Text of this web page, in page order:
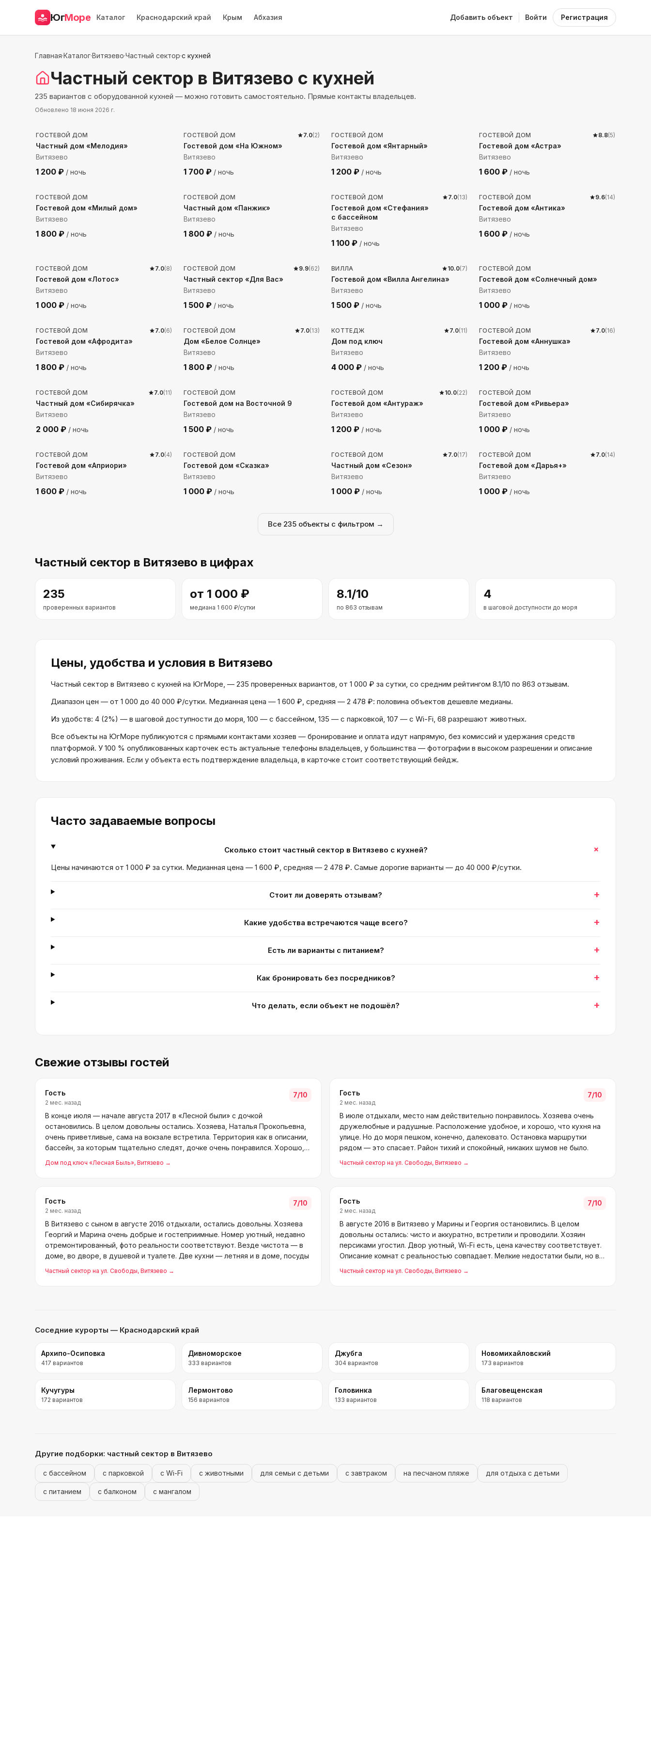
ЮгМоре Каталог Краснодарский край Крым Абхазия Добавить объект Войти Регистрация
Главная·Каталог·Витязево·Частный сектор·с кухней
Частный сектор в Витязево с кухней
235 вариантов с оборудованной кухней — можно готовить самостоятельно. Прямые контакты владельцев.
Обновлено 18 июня 2026 г.
2540м до моря
ГОСТЕВОЙ ДОМ
Частный дом «Мелодия»
Витязево
1 200 ₽ / ночь
ГОСТЕВОЙ ДОМ 7.0(2)
Гостевой дом «На Южном»
Витязево
1 700 ₽ / ночь
ГОСТЕВОЙ ДОМ
Гостевой дом «Янтарный»
Витязево
1 200 ₽ / ночь
ГОСТЕВОЙ ДОМ 8.8(5)
Гостевой дом «Астра»
Витязево
1 600 ₽ / ночь
1300 м до моря
ГОСТЕВОЙ ДОМ
Гостевой дом «Милый дом»
Витязево
1 800 ₽ / ночь
1566 м до моря
ГОСТЕВОЙ ДОМ
Частный дом «Панжик»
Витязево
1 800 ₽ / ночь
1115 м до моря
ГОСТЕВОЙ ДОМ 7.0(13)
Гостевой дом «Стефания»
с бассейном
Витязево
1 100 ₽ / ночь
3477 м до моря
ГОСТЕВОЙ ДОМ 9.6(14)
Гостевой дом «Антика»
Витязево
1 600 ₽ / ночь
ГОСТЕВОЙ ДОМ 7.0(8)
Гостевой дом «Лотос»
Витязево
1 000 ₽ / ночь
ГОСТЕВОЙ ДОМ 9.9(62)
Частный сектор «Для Вас»
Витязево
1 500 ₽ / ночь
1568м до моря
ВИЛЛА 10.0(7)
Гостевой дом «Вилла Ангелина»
Витязево
1 500 ₽ / ночь
ГОСТЕВОЙ ДОМ
Гостевой дом «Солнечный дом»
Витязево
1 000 ₽ / ночь
1106 м до моря
ГОСТЕВОЙ ДОМ 7.0(6)
Гостевой дом «Афродита»
Витязево
1 800 ₽ / ночь
1023 м до моря
ГОСТЕВОЙ ДОМ 7.0(13)
Дом «Белое Солнце»
Витязево
1 800 ₽ / ночь
5832 м до моря
КОТТЕДЖ 7.0(11)
Дом под ключ
Витязево
4 000 ₽ / ночь
3762 м до моря
ГОСТЕВОЙ ДОМ 7.0(16)
Гостевой дом «Аннушка»
Витязево
1 200 ₽ / ночь
1464 м до моря
ГОСТЕВОЙ ДОМ 7.0(11)
Частный дом «Сибирячка»
Витязево
2 000 ₽ / ночь
1512 м до моря
ГОСТЕВОЙ ДОМ
Гостевой дом на Восточной 9
Витязево
1 500 ₽ / ночь
1017м до моря
ГОСТЕВОЙ ДОМ 10.0(22)
Гостевой дом «Антураж»
Витязево
1 200 ₽ / ночь
941м до моря
ГОСТЕВОЙ ДОМ
Гостевой дом «Ривьера»
Витязево
1 000 ₽ / ночь
2325 м до моря
ГОСТЕВОЙ ДОМ 7.0(4)
Гостевой дом «Априори»
Витязево
1 600 ₽ / ночь
938 м до моря
ГОСТЕВОЙ ДОМ
Гостевой дом «Сказка»
Витязево
1 000 ₽ / ночь
1132 м до моря
ГОСТЕВОЙ ДОМ 7.0(17)
Частный дом «Сезон»
Витязево
1 000 ₽ / ночь
1122 м до моря
ГОСТЕВОЙ ДОМ 7.0(14)
Гостевой дом «Дарья+»
Витязево
1 000 ₽ / ночь
Все 235объекты с фильтром →
Частный сектор в Витязево в цифрах
235
проверенных вариантов
от 1 000 ₽
медиана 1 600 ₽/сутки
8.1/10
по 863 отзывам
4
в шаговой доступности до моря
Цены, удобства и условия в Витязево
Частный сектор в Витязево с кухней на ЮгМоре, — 235 проверенных вариантов, от 1 000 ₽ за сутки, со средним рейтингом 8.1/10 по 863 отзывам.
Диапазон цен — от 1 000 до 40 000 ₽/сутки. Медианная цена — 1 600 ₽, средняя — 2 478 ₽: половина объектов дешевле медианы.
Из удобств: 4 (2%) — в шаговой доступности до моря, 100 — с бассейном, 135 — с парковкой, 107 — с Wi-Fi, 68 разрешают животных.
Все объекты на ЮгМоре публикуются с прямыми контактами хозяев — бронирование и оплата идут напрямую, без комиссий и удержания средств
платформой. У 100 % опубликованных карточек есть актуальные телефоны владельцев, у большинства — фотографии в высоком разрешении и описание
условий проживания. Если у объекта есть подтверждение владельца, в карточке стоит соответствующий бейдж.
Часто задаваемые вопросы
Сколько стоит частный сектор в Витязево с кухней? +
Цены начинаются от 1 000 ₽ за сутки. Медианная цена — 1 600 ₽, средняя — 2 478 ₽. Самые дорогие варианты — до 40 000 ₽/сутки.
Стоит ли доверять отзывам? +
Какие удобства встречаются чаще всего? +
Есть ли варианты с питанием? +
Как бронировать без посредников? +
Что делать, если объект не подошёл? +
Свежие отзывы гостей
Гость
2 мес. назад
7/10
В конце июля — начале августа 2017 в «Лесной были» с дочкой
остановились. В целом довольны остались. Хозяева, Наталья Прокопьевна,
очень приветливые, сама на вокзале встретила. Территория как в описании,
бассейн, за которым тщательно следят, дочке очень понравился. Хорошо,
Дом под ключ «Лесная Быль», Витязево →
Гость
2 мес. назад
7/10
В июле отдыхали, место нам действительно понравилось. Хозяева очень
дружелюбные и радушные. Расположение удобное, и хорошо, что кухня на
улице. Но до моря пешком, конечно, далековато. Остановка маршрутки
рядом — это спасает. Район тихий и спокойный, никаких шумов не было.
Частный сектор на ул. Свободы, Витязево →
Гость
2 мес. назад
7/10
В Витязево с сыном в августе 2016 отдыхали, остались довольны. Хозяева
Георгий и Марина очень добрые и гостеприимные. Номер уютный, недавно
отремонтированный, фото реальности соответствуют. Везде чистота — в
доме, во дворе, в душевой и туалете. Две кухни — летняя и в доме, посуды
Частный сектор на ул. Свободы, Витязево →
Гость
2 мес. назад
7/10
В августе 2016 в Витязево у Марины и Георгия остановились. В целом
довольны остались: чисто и аккуратно, встретили и проводили. Хозяин
персиками угостил. Двор уютный, Wi-Fi есть, цена качеству соответствует.
Описание комнат с реальностью совпадает. Мелкие недостатки были, но в
Частный сектор на ул. Свободы, Витязево →
Соседние курорты — Краснодарский край
Архипо-Осиповка
417 вариантов
Дивноморское
333 вариантов
Джубга
304 вариантов
Новомихайловский
173 вариантов
Кучугуры
172 вариантов
Лермонтово
156 вариантов
Головинка
133 вариантов
Благовещенская
118 вариантов
Другие подборки: частный сектор в Витязево
с бассейном с парковкой с Wi-Fi с животными для семьи с детьми с завтраком на песчаном пляже для отдыха с детьми
с питанием с балконом с мангалом